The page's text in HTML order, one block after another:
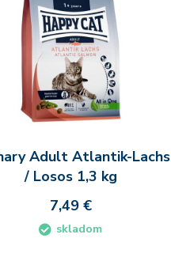
Adult Atlantik-Lachs
/ Losos 1,3 kg
7,49 €
skladom